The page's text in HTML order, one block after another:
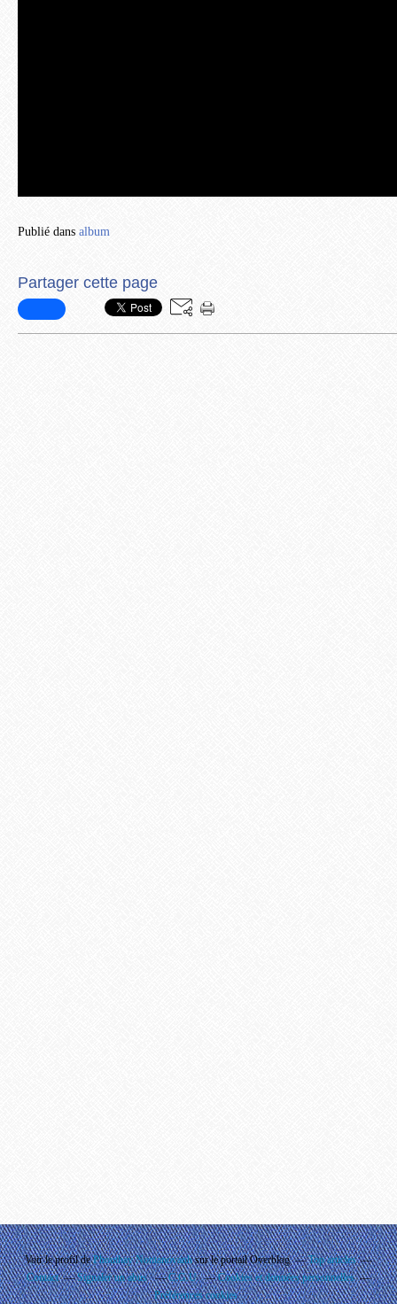
Publié dans album
Partager cette page
Voir le profil dePhouthay Nontanovanhsur le portail Overblog
Top articles
Contact
Signaler un abus C.G.U.
Cookies et données personnelles
Préférences cookies